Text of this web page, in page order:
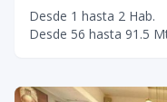
Desde 1 hasta 2 Hab.
Desde 56 hasta 91.5